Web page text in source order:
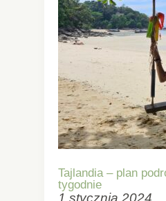
Tajlandia – plan
tygodnie
1 stycznia 2024